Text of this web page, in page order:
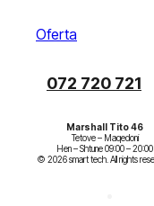
Oferta
072 720 721
Marshall Tito 46
Tetove – Maqedoni
Hen – Shtune 09:00 – 20:00